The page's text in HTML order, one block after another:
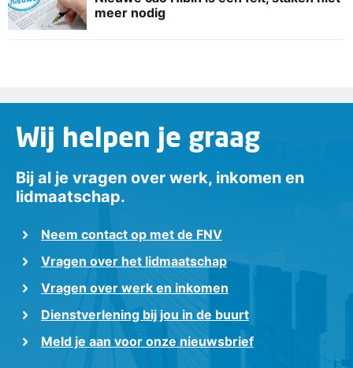
meer nodig
Wij helpen je graag
Bij al je vragen over werk, inkomen en
lidmaatschap.
Neem contact op met de FNV
Vragen over het lidmaatschap
Vragen over werk en inkomen
Dienstverlening bij jou in de buurt
Meld je aan voor onze nieuwsbrief